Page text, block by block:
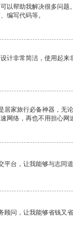
以帮助我解决很多问题
编写代码等。
计非常简洁，使用起来
居家旅行必备神器，无
网络，再也不用担心网
平台，让我能够与志同
顾问，让我能够省钱又省